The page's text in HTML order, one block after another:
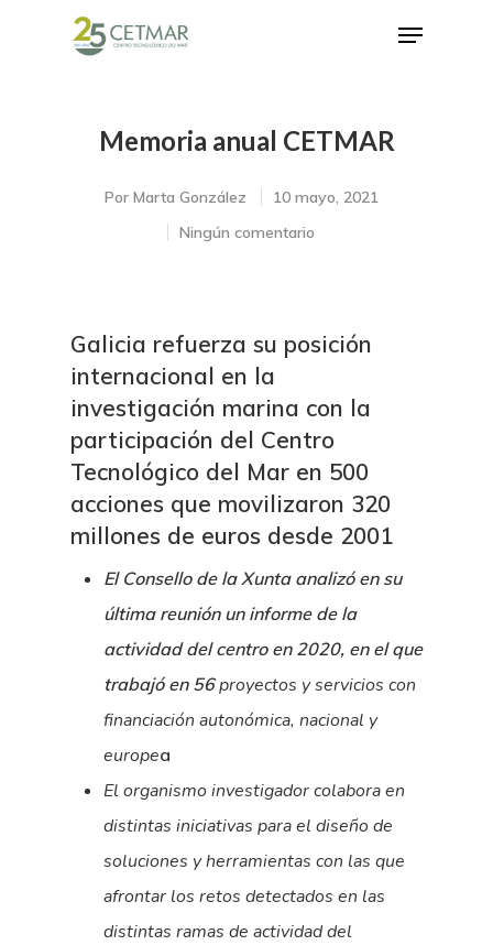
Hit enter to search or ESC to close
Memoria anual CETMAR
Por Marta González
10 mayo, 2021
Ningún comentario
Galicia refuerza su posición
internacional en la
investigación marina con la
participación del Centro
Tecnológico del Mar en 500
acciones que movilizaron 320
millones de euros desde 2001
El Consello de la Xunta analizó en su
última reunión un informe de la
actividad del centro en 2020, en el que
trabajó en 56proyectos y servicios con
financiación autonómica, nacional y
europea
El organismo investigador colabora en
distintas iniciativas para el diseño de
soluciones y herramientas con las que
afrontar los retos detectados en las
distintas ramas de actividad del